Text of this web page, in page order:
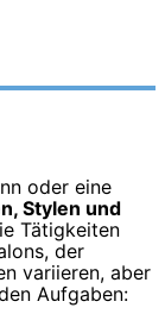
oder eine
Stylen und
Tätigkeiten
der
variieren, aber
Aufgaben: